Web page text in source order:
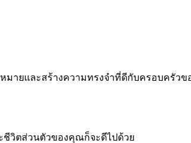
มายและสร้างความทรงจำที่ดีกับครอบครัว
ชีวิตส่วนตัวของคุณก็จะดีไปด้วย